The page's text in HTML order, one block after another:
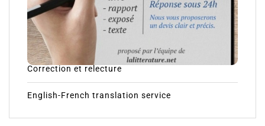
Correction et relecture
English-French translation service